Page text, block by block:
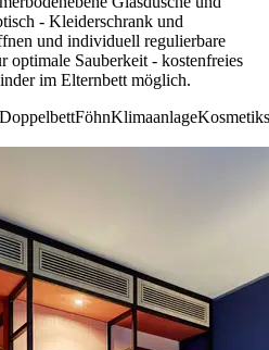
- Kleiderschrank und
und individuell regulierbare
optimale Sauberkeit - kostenfreies
im Elternbett möglich.
DoppelbettFöhnKlimaanlage